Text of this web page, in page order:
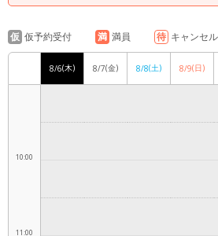
仮 仮予約受付 満 満員 待 キャンセ
8/6(木) 8/7(金) 8/8(土) 8/9(日)
8:00
10:00
11:00